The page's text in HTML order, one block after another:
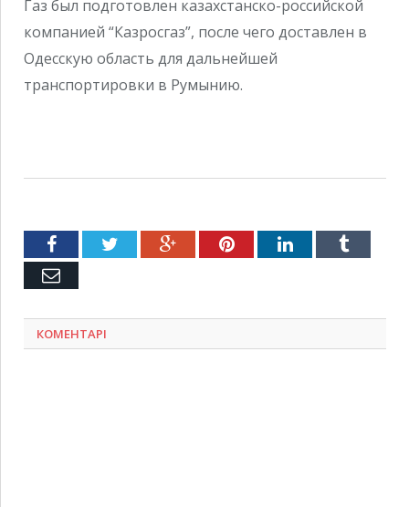
Газ был подготовлен казахстанско-российской
компанией “Казросгаз”, после чего доставлен в
Одесскую область для дальнейшей
транспортировки в Румынию.
FacebookTwitter Google+PinterestLinkedInTumblr
Емейл
КОМЕНТАРІ